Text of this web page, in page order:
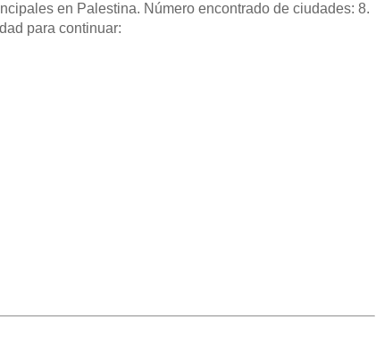
en Palestina. Número encontrado de ciudades: 8.
para continuar: